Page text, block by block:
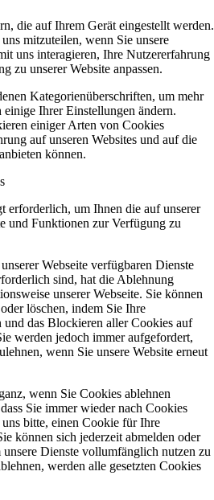
die auf Ihrem Gerät eingestellt werden.
mitzuteilen, wenn Sie unsere
uns interagieren, Ihre Nutzererfahrung
zu unserer Website anpassen.
Kategorienüberschriften, um mehr
Ihrer Einstellungen ändern.
einiger Arten von Cookies
auf unseren Websites und auf die
können.
erforderlich, um Ihnen die auf unserer
und Funktionen zur Verfügung zu
Webseite verfügbaren Dienste
sind, hat die Ablehnung
unserer Webseite. Sie können
löschen, indem Sie Ihre
das Blockieren aller Cookies auf
werden jedoch immer aufgefordert,
wenn Sie unsere Website erneut
wenn Sie Cookies ablehnen
Sie immer wieder nach Cookies
bitte, einen Cookie für Ihre
können sich jederzeit abmelden oder
unsere Dienste vollumfänglich nutzen zu
werden alle gesetzten Cookies